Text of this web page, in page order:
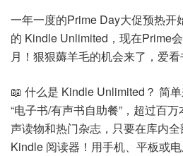
一年一度的Prime Day大促预热开
的 Kindle Unlimited，现在Prime
月！狠狠薅羊毛的机会来了，爱看
📖 什么是 Kindle Unlimited？ 简
“电子书/有声书自助餐”，超过百
声读物和热门杂志，只要在库内
Kindle 阅读器！用手机、平板或